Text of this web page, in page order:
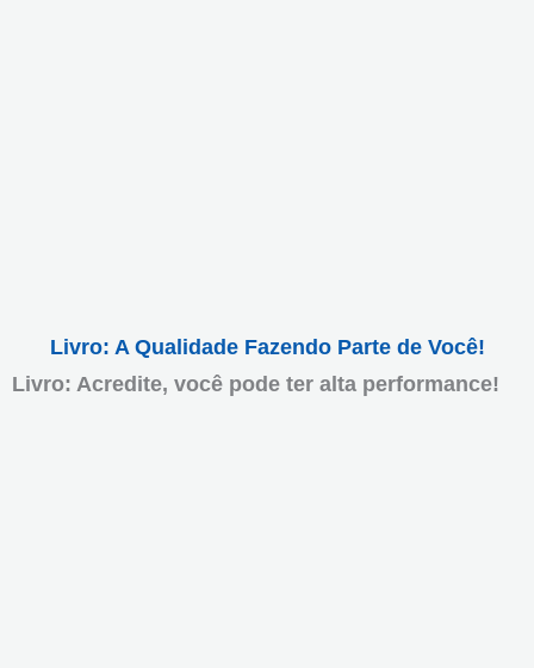
Livro: A Qualidade Fazendo Parte de Você!
Livro: Acredite, você pode ter alta performance!